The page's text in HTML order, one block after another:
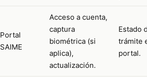
Portal
SAIME
Acceso a cuenta,
captura
biométrica (si
aplica),
actualización.
Estado
trámite
portal.